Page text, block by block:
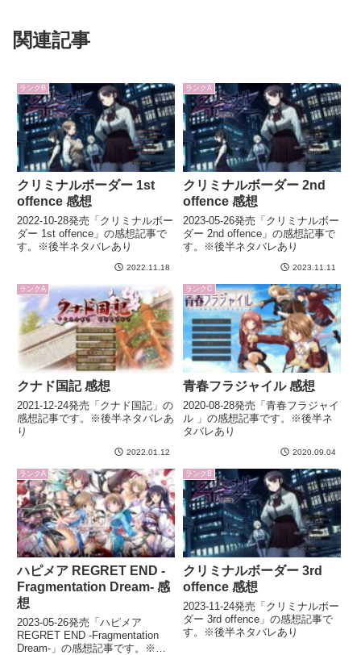
関連記事
ランクB
クリミナルボーダー 1st
offence 感想
2022-10-28発売「クリミナルボー
ダー 1st offence」の感想記事で
す。※後半ネタバレあり
2022.11.18
ランクA
クリミナルボーダー 2nd
offence 感想
2023-05-26発売「クリミナルボー
ダー 2nd offence」の感想記事で
す。※後半ネタバレあり
2023.11.11
ランクA
クナド国記 感想
2021-12-24発売「クナド国記」の
感想記事です。※後半ネタバレあ
り
2022.01.12
ランクC
青春フラジャイル 感想
2020-08-28発売「青春フラジャイ
ル 」の感想記事です。※後半ネ
タバレあり
2020.09.04
ランクA
ハピメア REGRET END -
Fragmentation Dream- 感
想
2023-05-26発売「ハピメア
REGRET END -Fragmentation
Dream-」の感想記事です。※後
ランクB
クリミナルボーダー 3rd
offence 感想
2023-11-24発売「クリミナルボー
ダー 3rd offence」の感想記事で
す。※後半ネタバレあり